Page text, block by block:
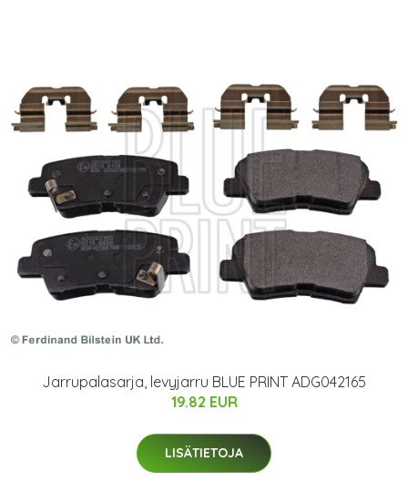
Jarrupalasarja, levyjarru BLUE PRINT ADG042165
19.82 EUR
LISÄTIETOJA